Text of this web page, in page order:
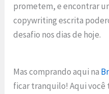
prometem, e encontrar
copywriting escrita
desafio nos dias de hoje.
Mas comprando aqui na
ficar tranquilo! Aqui você